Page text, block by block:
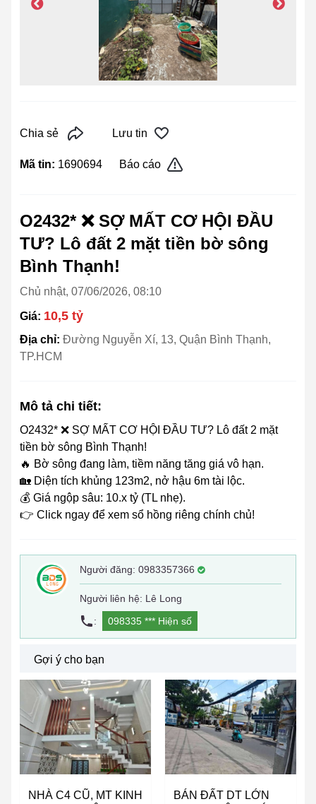
Chia sẻ Lưu tin
Mã tin: 1690694 Báo cáo
O2432* ❌ SỢ MẤT CƠ HỘI ĐẦU
TƯ? Lô đất 2 mặt tiền bờ sông
Bình Thạnh!
Chủ nhật, 07/06/2026, 08:10
Giá: 10,5 tỷ
Địa chỉ: Đường Nguyễn Xí, 13, Quận Bình Thạnh,
TP.HCM
Mô tả chi tiết:
O2432* ❌ SỢ MẤT CƠ HỘI ĐẦU TƯ? Lô đất 2 mặt
tiền bờ sông Bình Thạnh!
🔥 Bờ sông đang làm, tiềm năng tăng giá vô hạn.
🏡 Diện tích khủng 123m2, nở hậu 6m tài lộc.
💰 Giá ngộp sâu: 10.x tỷ (TL nhẹ).
👉 Click ngay để xem sổ hồng riêng chính chủ!
Người đăng: 0983357366
Người liên hệ: Lê Long
:
098335 *** Hiện số
Gợi ý cho bạn
NHÀ C4 CŨ, MT KINH
BÁN ĐẤT DT LỚN